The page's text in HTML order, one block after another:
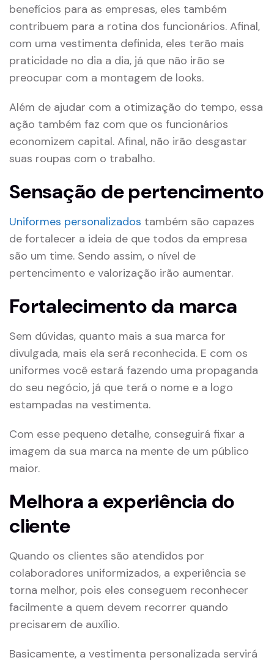
benefícios para as empresas, eles também
contribuem para a rotina dos funcionários. Afinal,
com uma vestimenta definida, eles terão mais
praticidade no dia a dia, já que não irão se
preocupar com a montagem de looks.
Além de ajudar com a otimização do tempo, essa
ação também faz com que os funcionários
economizem capital. Afinal, não irão desgastar
suas roupas com o trabalho.
Sensação de pertencimento
Uniformes personalizados também são capazes
de fortalecer a ideia de que todos da empresa
são um time. Sendo assim, o nível de
pertencimento e valorização irão aumentar.
Fortalecimento da marca
Sem dúvidas, quanto mais a sua marca for
divulgada, mais ela será reconhecida. E com os
uniformes você estará fazendo uma propaganda
do seu negócio, já que terá o nome e a logo
estampadas na vestimenta.
Com esse pequeno detalhe, conseguirá fixar a
imagem da sua marca na mente de um público
maior.
Melhora a experiência do
cliente
Quando os clientes são atendidos por
colaboradores uniformizados, a experiência se
torna melhor, pois eles conseguem reconhecer
facilmente a quem devem recorrer quando
precisarem de auxílio.
Basicamente, a vestimenta personalizada servirá